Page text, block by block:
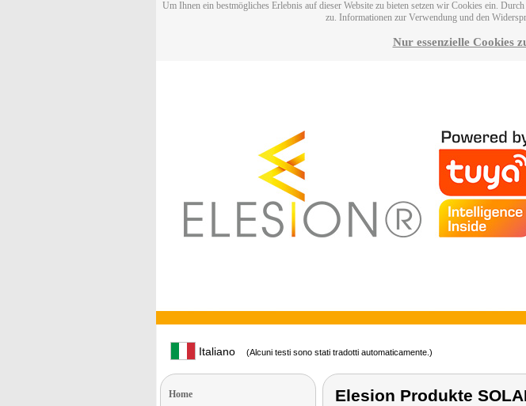
Um Ihnen ein bestmögliches Erlebnis auf dieser Website zu bieten setzen wir Cookies ein.
zu. Informationen zur Verwendung und den
Nur essenzielle Cookies
Italiano (Alcuni testi sono stati tradotti automaticamente.)
Home Elesion Produkte